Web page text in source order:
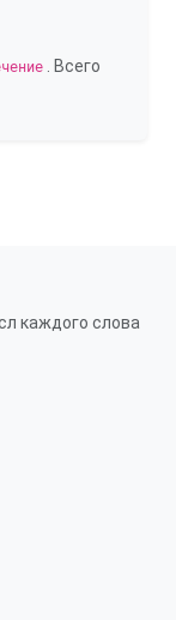
. Всего
каждого слова